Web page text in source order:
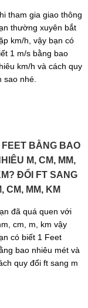
tham gia giao thông
thường xuyên bắt
km/h, vậy bạn có
1 m/s bằng bao
km/h và cách quy
sao nhé.
FEET BẰNG BAO
M, CM, MM,
ĐỔI FT SANG
CM, MM, KM
đã quá quen với
cm, m, km vậy
có biết 1 Feet
bao nhiêu mét và
quy đổi ft sang m